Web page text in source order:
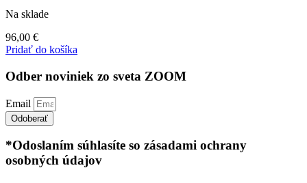
Na sklade
96,00 €
Pridať do košíka
Odber noviniek zo sveta ZOOM
Email
Odoberať
*Odoslaním súhlasíte so zásadami ochrany
osobných údajov